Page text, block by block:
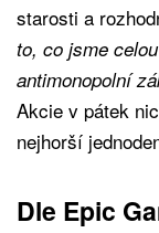
starosti a
to, co jsme
antimonopolní
Akcie v pátek
nejhorší
Dle Epic